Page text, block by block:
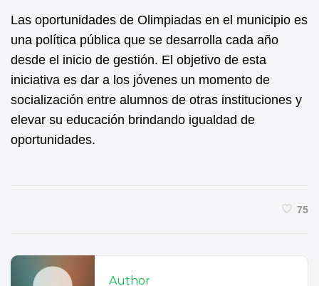
Las oportunidades de Olimpiadas en el municipio es
una política pública que se desarrolla cada año
desde el inicio de gestión. El objetivo de esta
iniciativa es dar a los jóvenes un momento de
socialización entre alumnos de otras instituciones y
elevar su educación brindando igualdad de
oportunidades.
75
Author